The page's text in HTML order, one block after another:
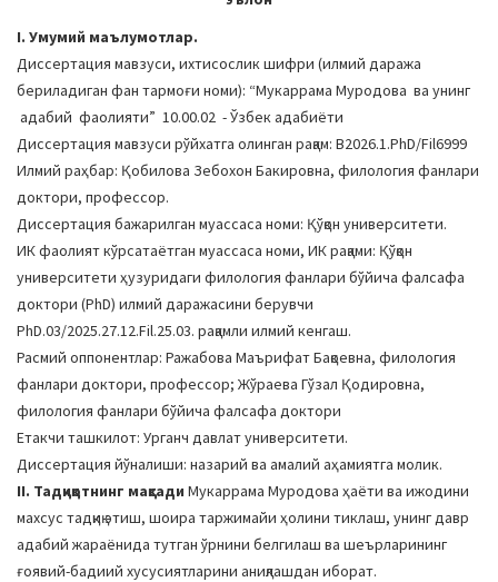
a
t
i
o
n
I. Умумий маълумотлар.
Диссертация мавзуси, ихтисослик шифри (илмий даража
бериладиган фан тармоғи номи): “Мукаррама Муродова ва унинг
адабий фаолияти” 10.00.02 - Ўзбек адабиёти
Диссертация мавзуси рўйхатга олинган рақам: В2026.1.PhD/Fil6999
Илмий раҳбар: Қобилова Зебохон Бакировна, филология фанлари
доктори, профессор.
Диссертация бажарилган муассаса номи: Қўқон университети.
ИК фаолият кўрсатаётган муассаса номи, ИК рақами: Қўқон
университети ҳузуридаги филология фанлари бўйича фалсафа
доктори (PhD) илмий даражасини берувчи
PhD.03/2025.27.12.Fil.25.03. рақамли илмий кенгаш.
Расмий оппонентлар: Ражабова Маърифат Бақоевна, филология
фанлари доктори, профессор; Жўраева Гўзал Қодировна,
филология фанлари бўйича фалсафа доктори
Етакчи ташкилот: Урганч давлат университети.
Диссертация йўналиши: назарий ва амалий аҳамиятга молик.
II. Тадқиқотнинг мақсади Мукаррама Муродова ҳаёти ва ижодини
махсус тадқиқ этиш, шоира таржимайи ҳолини тиклаш, унинг давр
адабий жараёнида тутган ўрнини белгилаш ва шеърларининг
ғоявий-бадиий хусусиятларини аниқлашдан иборат.